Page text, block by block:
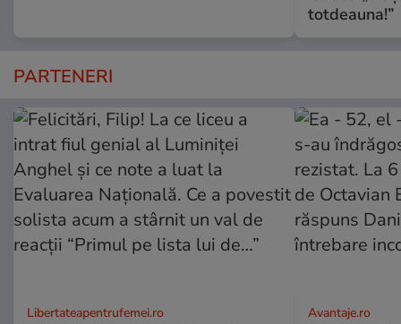
totdeauna!”
PARTENERI
Libertateapentrufemei.ro Avantaje.ro